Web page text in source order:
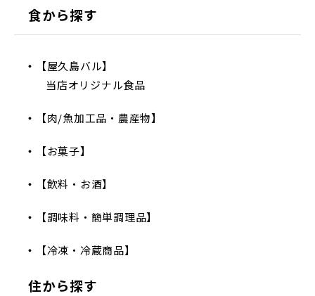
食から探す
【屋久島バル】
当店オリジナル食品
【肉/魚加工品・農産物】
【お菓子】
【飲料・お酒】
【調味料・簡単調理品】
【冷凍・冷蔵商品】
住から探す